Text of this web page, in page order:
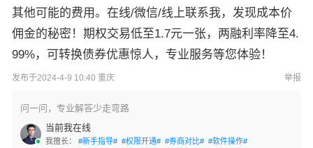
其他可能的费用。在线/微信/线上联系我，发现成本价
佣金的秘密！期权交易低至1.7元一张，两融利率降至4.
99%，可转换债券优惠惊人，专业服务等您体验！
发布于2024-4-9 10:40 重庆 举报
问一问，专业解答少走弯路
当前我在线
我擅长： #新手指导# #权限开通# #券商对比# #软件操作#